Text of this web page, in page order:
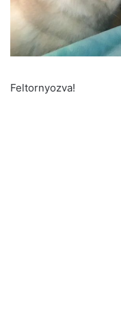
Feltornyozva!